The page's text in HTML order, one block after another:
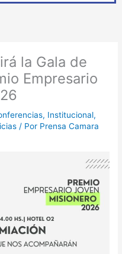
la Gala de
Empresario
, Institucional,
/ Por Prensa Camara